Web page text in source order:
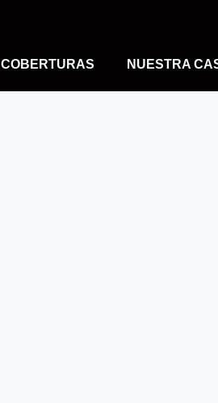
COBERTURAS NUESTRA